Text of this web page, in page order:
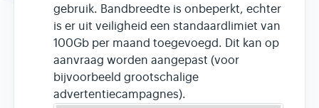
gebruik. Bandbreedte is onbeperkt, echter
is er uit veiligheid een standaardlimiet van
100Gb per maand toegevoegd. Dit kan op
aanvraag worden aangepast (voor
bijvoorbeeld grootschalige
advertentiecampagnes).